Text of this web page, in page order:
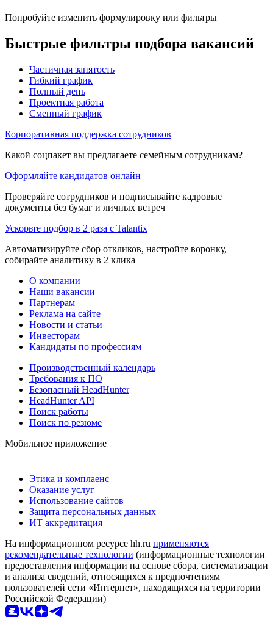
Попробуйте изменить формулировку или фильтры
Быстрые фильтры подбора вакансий
Частичная занятость
Гибкий график
Полный день
Проектная работа
Сменный график
Корпоративная поддержка сотрудников
Какой соцпакет вы предлагаете семейным сотрудникам?
Оформляйте кандидатов онлайн
Проверяйте сотрудников и подписывайте кадровые
документы без бумаг и личных встреч
Ускорьте подбор в 2 раза с Talantix
Автоматизируйте сбор откликов, настройте воронку,
собирайте аналитику в 2 клика
О компании
Наши вакансии
Партнерам
Реклама на сайте
Новости и статьи
Инвесторам
Кандидаты по профессиям
Производственный календарь
Требования к ПО
Безопасный HeadHunter
HeadHunter API
Поиск работы
Поиск по резюме
Мобильное приложение
Этика и комплаенс
Оказание услуг
Использование сайтов
Защита персональных данных
ИТ аккредитация
На информационном ресурсе hh.ru применяются
рекомендательные технологии (информационные технологии
предоставления информации на основе сбора, систематизации
и анализа сведений, относящихся к предпочтениям
пользователей сети «Интернет», находящихся на территории
Российской Федерации)